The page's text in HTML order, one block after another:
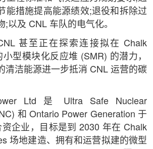
能措施提高能源绩效;退役和拆除过
;以及 CNL 车队的电气化。
甚至正在探索连接拟在 Chalk
小型模块化反应堆 (SMR) 的潜力，
清洁能源进一步抵消 CNL 运营的碳
Ltd 是 Ultra Safe Nuclear
和 Ontario Power Generation 于
企业，目标是到 2030 年在 Chalk
场地建造、拥有和运营拟建的微型